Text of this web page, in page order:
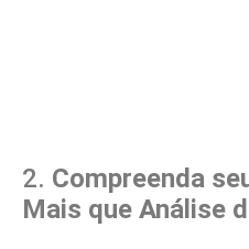
2. Compreenda
Mais que Análise